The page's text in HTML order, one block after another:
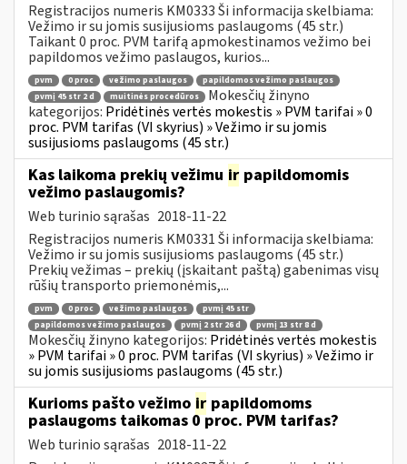
Registracijos numeris KM0333 Ši informacija skelbiama:
Vežimo ir su jomis susijusioms paslaugoms (45 str.)
Taikant 0 proc. PVM tarifą apmokestinamos vežimo bei
papildomos vežimo paslaugos, kurios...
pvm 0 proc vežimo paslaugos
papildomos vežimo paslaugos
pvmį 45 str 2 d
muitinės procedūros
Mokesčių žinyno
kategorijos: Pridėtinės vertės mokestis » PVM tarifai » 0
proc. PVM tarifas (VI skyrius) » Vežimo ir su jomis
susijusioms paslaugoms (45 str.)
Kas laikoma prekių vežimu ir papildomomis
vežimo paslaugomis?
Web turinio sąrašas 2018-11-22
Registracijos numeris KM0331 Ši informacija skelbiama:
Vežimo ir su jomis susijusioms paslaugoms (45 str.)
Prekių vežimas – prekių (įskaitant paštą) gabenimas visų
rūšių transporto priemonėmis,...
pvm 0 proc vežimo paslaugos
pvmį 45 str
papildomos vežimo paslaugos
pvmį 2 str 26 d pvmį 13 str 8 d
Mokesčių žinyno kategorijos: Pridėtinės vertės mokestis
» PVM tarifai » 0 proc. PVM tarifas (VI skyrius) » Vežimo ir
su jomis susijusioms paslaugoms (45 str.)
Kurioms pašto vežimo ir papildomoms
paslaugoms taikomas 0 proc. PVM tarifas?
Web turinio sąrašas 2018-11-22